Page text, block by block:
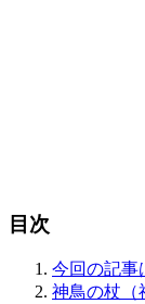
目次
今回の記事
神鳥の杖（